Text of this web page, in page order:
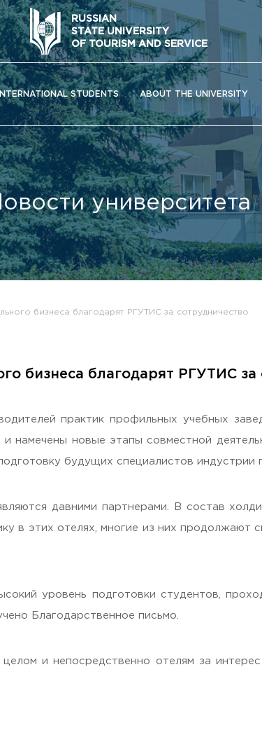
RUSSIAN
STATE UNIVERSITY
OF TOURISM AND SERVICE
STUDENTS ABOUT THE UNIVERSITY
университета
бизнеса благодарят РГУТИС за сотрудничество
бизнеса благодарят РГУТИС за
практик профильных учебных
намечены новые этапы совместной
будущих специалистов индустрии
давними партнерами. В состав
в этих отелях, многие из них продолжают
уровень подготовки студентов,
Благодарственное письмо.
и непосредственно отелям за